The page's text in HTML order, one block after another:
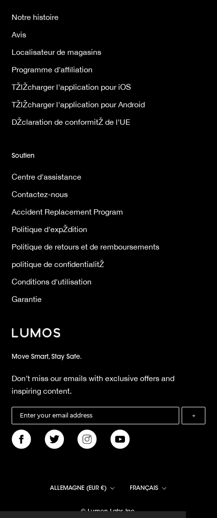
Notre histoire
Avis
Localisateur de magasins
Programme d'affiliation
TŽlŽcharger l'application pour iOS
TŽlŽcharger l'application pour Android
DŽclaration de conformitŽ de l'UE
Soutien
Centre d'assistance
Contactez-nous
Accident Replacement Program
Politique d'expŽdition
Politique de retours et de remboursements
politique de confidentialitŽ
Conditions d'utilisation
Garantie
Move Smart, Stay Safe.
Don’t miss our emails with exclusive offers and
inspiring content.
→
Pays/région
ALLEMAGNE (EUR €) Langue
FRANÇAIS
© Lumen Labs Inc.